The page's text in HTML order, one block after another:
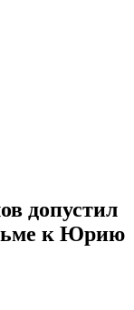
допустил
к Юрию